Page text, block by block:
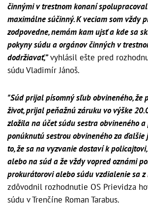
činnými v trestnom konaní
maximálne súčinný. K veciam som vždy
zodpovedne, nemám kam ujsť a kde sa
pokyny súdu a orgánov činných v
dodržiavať,”vyhlásil ešte pred
súdu Vladimír Jánoš.
"Súd prijal písomný sľub obvineného, že
život, prijal peňažnú záruku vo výške
zložila na účet súdu sestra obvineného
ponúknutú sestrou obvineného za ďalšie
to, že sa na vyzvanie dostaví k
alebo na súd a že vždy vopred oznámi
prokurátorovi alebo súdu vzdialenie sa z
zdôvodnil rozhodnutie OS Prievidza
súdu v Trenčíne Roman Tarabus.